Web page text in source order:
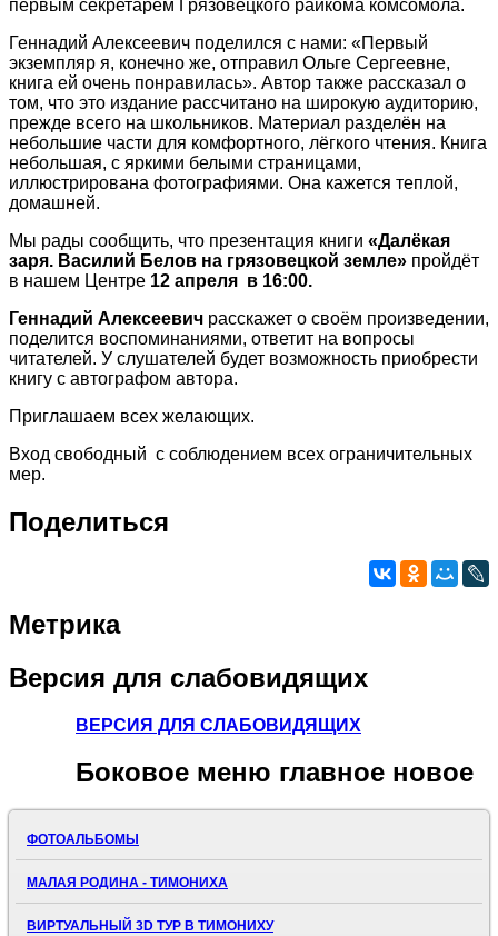
первым секретарём Грязовецкого райкома комсомола.
Геннадий Алексеевич поделился с нами: «Первый
экземпляр я, конечно же, отправил Ольге Сергеевне,
книга ей очень понравилась». Автор также рассказал о
том, что это издание рассчитано на широкую аудиторию,
прежде всего на школьников. Материал разделён на
небольшие части для комфортного, лёгкого чтения. Книга
небольшая, с яркими белыми страницами,
иллюстрирована фотографиями. Она кажется теплой,
домашней.
Мы рады сообщить, что презентация книги «Далёкая
заря. Василий Белов на грязовецкой земле» пройдёт
в нашем Центре 12 апреля в 16:00.
Геннадий Алексеевич расскажет о своём произведении,
поделится воспоминаниями, ответит на вопросы
читателей. У слушателей будет возможность приобрести
книгу с автографом автора.
Приглашаем всех желающих.
Вход свободный с соблюдением всех ограничительных
мер.
Поделиться
Метрика
Версия для слабовидящих
ВЕРСИЯ ДЛЯ СЛАБОВИДЯЩИХ
Боковое меню главное новое
ФОТОАЛЬБОМЫ
МАЛАЯ РОДИНА - ТИМОНИХА
ВИРТУАЛЬНЫЙ 3D ТУР В ТИМОНИХУ